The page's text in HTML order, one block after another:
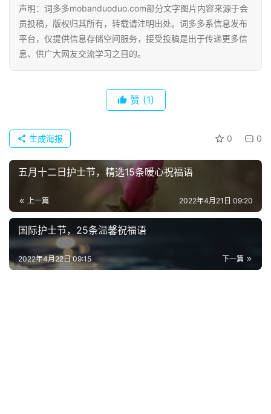
好
词
好
句
歌
词
今
诗
词
常
用
登录 注册
声明：词多多mobanduoduo.com部分文字图片内容来源于会
员投稿，版权归其所有，转载请注明出处。词多多系信息发布
平台，仅提供信息存储空间服务，接受投稿是出于传递更多信
息、供广大网友交流学习之目的。
赞 (1)
0 0
生成海报
五月十二日护士节，精选15条暖心祝福语
上一篇 2022年4月21日 09:20
国际护士节，25条温馨祝福语
下一篇
2022年4月22日 09:15